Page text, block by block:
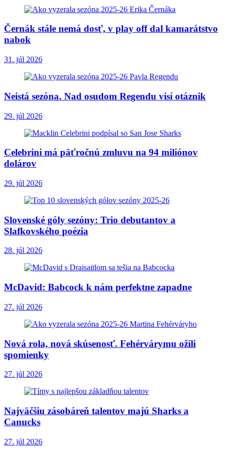
Černák stále nemá dosť, v play off dal kamarátstvo
nabok
31. júl 2026
Neistá sezóna. Nad osudom Regendu visí otáznik
29. júl 2026
Celebrini má päťročnú zmluvu na 94 miliónov
dolárov
29. júl 2026
Slovenské góly sezóny: Trio debutantov a
Slafkovského poézia
28. júl 2026
McDavid: Babcock k nám perfektne zapadne
27. júl 2026
Nová rola, nová skúsenosť. Fehérvárymu ožili
spomienky
27. júl 2026
Najväčšiu zásobáreň talentov majú Sharks a
Canucks
27. júl 2026